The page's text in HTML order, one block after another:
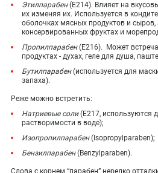
Этилпарабен(Е214). Влияет на
их изменяя их. Используется в
оболочках мясных продуктов и сыров,
консервированных фруктах и
Пропилпарабен(Е216). Может
продуктах - духах, геле для душа,
Бутилпарабен(используется для
запаха).
Реже можно встретить:
Натриевые соли(Е217, используются
растворимости в воде);
Изопропилпарабен(Isopropylparaben);
Бензилпарабен(Benzylparaben).
Слова с корнем “парабен” нередко